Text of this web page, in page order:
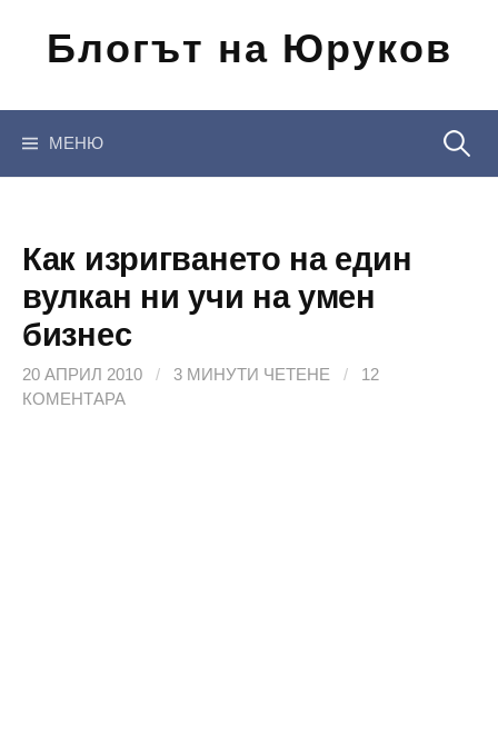
съдържанието
Блогът на Юруков
МЕНЮ
Как изригването на един
вулкан ни учи на умен
бизнес
20 АПРИЛ 2010 / 3 МИНУТИ ЧЕТЕНЕ /
12
КОМЕНТАРА